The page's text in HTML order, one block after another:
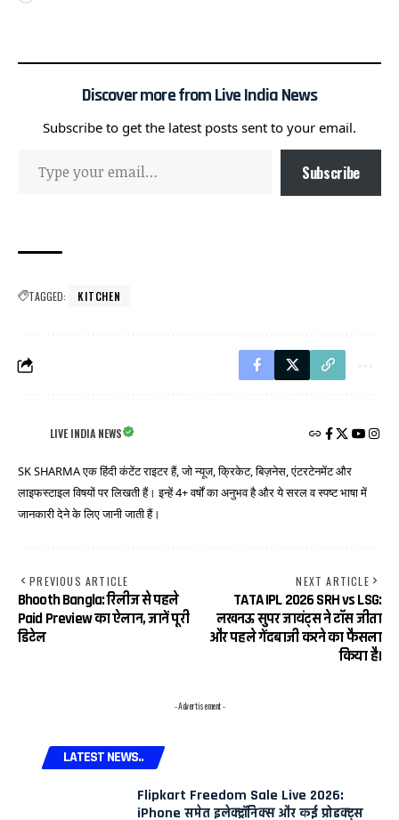
Discover more from Live India News
Subscribe to get the latest posts sent to your email.
Subscribe
TAGGED: KITCHEN
LIVE INDIA NEWS
SK SHARMA एक हिंदी कंटेंट राइटर हैं, जो न्यूज, क्रिकेट, बिज़नेस, एंटरटेनमेंट और
लाइफस्टाइल विषयों पर लिखती हैं। इन्हें 4+ वर्षों का अनुभव है और ये सरल व स्पष्ट भाषा में
जानकारी देने के लिए जानी जाती हैं।
PREVIOUS ARTICLE
Bhooth Bangla: रिलीज से पहले
Paid Preview का ऐलान, जानें पूरी
डिटेल
NEXT ARTICLE
TATA IPL 2026 SRH vs LSG:
लखनऊ सुपर जायंट्स ने टॉस जीता
और पहले गेंदबाजी करने का फैसला
किया है।
- Advertisement -
LATEST NEWS..
Flipkart Freedom Sale Live 2026:
iPhone समेत इलेक्ट्रॉनिक्स और कई प्रोडक्ट्स